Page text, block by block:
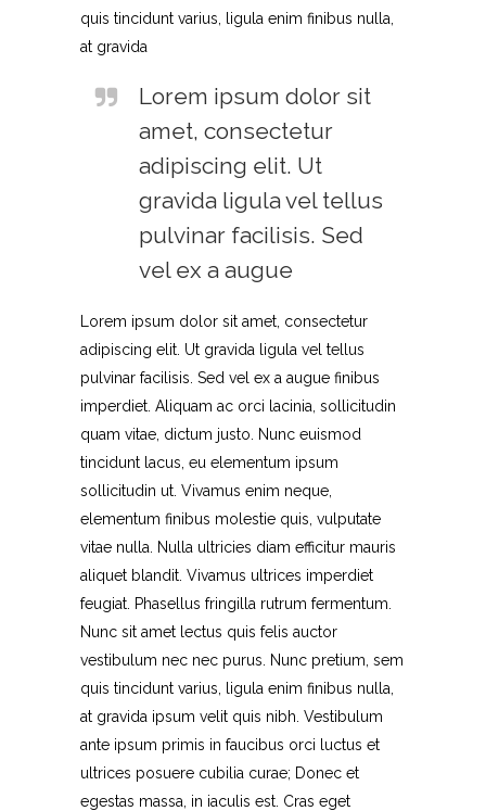
quis tincidunt varius, ligula enim finibus nulla,
at gravida
Lorem ipsum dolor sit
amet, consectetur
adipiscing elit. Ut
gravida ligula vel tellus
pulvinar facilisis. Sed
vel ex a augue
Lorem ipsum dolor sit amet, consectetur
adipiscing elit. Ut gravida ligula vel tellus
pulvinar facilisis. Sed vel ex a augue finibus
imperdiet. Aliquam ac orci lacinia, sollicitudin
quam vitae, dictum justo. Nunc euismod
tincidunt lacus, eu elementum ipsum
sollicitudin ut. Vivamus enim neque,
elementum finibus molestie quis, vulputate
vitae nulla. Nulla ultricies diam efficitur mauris
aliquet blandit. Vivamus ultrices imperdiet
feugiat. Phasellus fringilla rutrum fermentum.
Nunc sit amet lectus quis felis auctor
vestibulum nec nec purus. Nunc pretium, sem
quis tincidunt varius, ligula enim finibus nulla,
at gravida ipsum velit quis nibh. Vestibulum
ante ipsum primis in faucibus orci luctus et
ultrices posuere cubilia curae; Donec et
egestas massa, in iaculis est. Cras eget